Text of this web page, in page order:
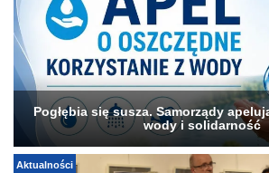
Pogłębia się susza. Samorządy
wody i solidarność
Aktualności